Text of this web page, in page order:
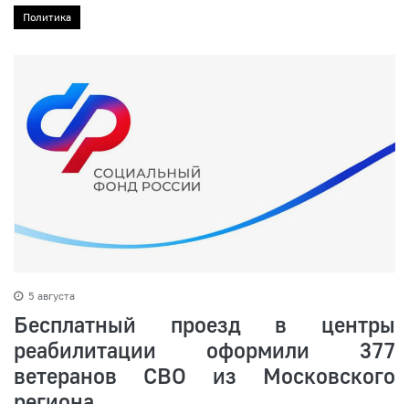
Политика
5 августа
Бесплатный проезд в центры
реабилитации оформили 377
ветеранов СВО из Московского